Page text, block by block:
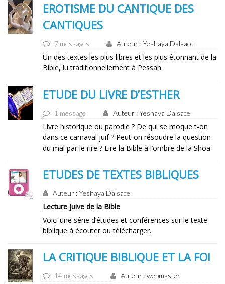
EROTISME DU CANTIQUE DES
CANTIQUES
7 messages Auteur : Yeshaya Dalsace
Un des textes les plus libres et les plus étonnant de la
Bible, lu traditionnellement à Pessah.
ETUDE DU LIVRE D’ESTHER
1 message Auteur : Yeshaya Dalsace
Livre historique ou parodie ? De qui se moque t-on
dans ce carnaval juif ? Peut-on résoudre la question
du mal par le rire ? Lire la Bible à l’ombre de la Shoa.
ETUDES DE TEXTES BIBLIQUES
Auteur : Yeshaya Dalsace
Lecture juive de la Bible
Voici une série d’études et conférences sur le texte
biblique à écouter ou télécharger.
LA CRITIQUE BIBLIQUE ET LA FOI
14 messages Auteur : webmaster